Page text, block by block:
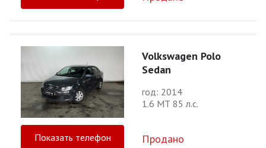
Volkswagen Polo
Sedan
год: 2014
1.6 МТ 85 л.с.
Показать телефон Продано